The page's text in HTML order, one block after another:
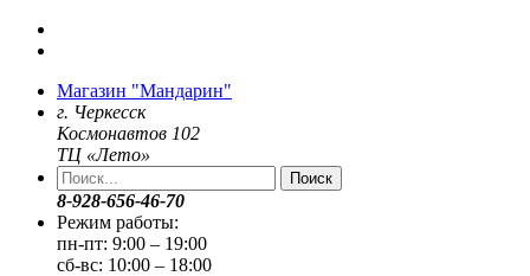
Магазин "Мандарин"
г. Черкесск
Космонавтов 102
ТЦ «Лето»
Поиск
8-928-656-46-70
Режим работы:
пн-пт: 9:00 – 19:00
сб-вс: 10:00 – 18:00